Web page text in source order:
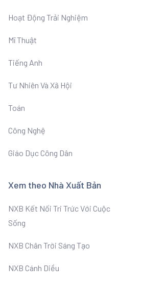
Hoạt Động Trải Nghiệm
Mĩ Thuật
Tiếng Anh
Tư Nhiên Và Xã Hội
Toán
Công Nghệ
Giáo Dục Công Dân
Xem theo Nhà Xuất Bản
NXB Kết Nối Tri Trức Với Cuộc
Sống
NXB Chân Trời Sáng Tạo
NXB Cánh Diều